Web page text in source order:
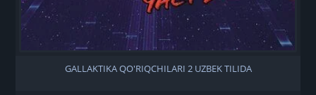
GALLAKTIKA QO'RIQCHILARI 2 UZBEK TILIDA